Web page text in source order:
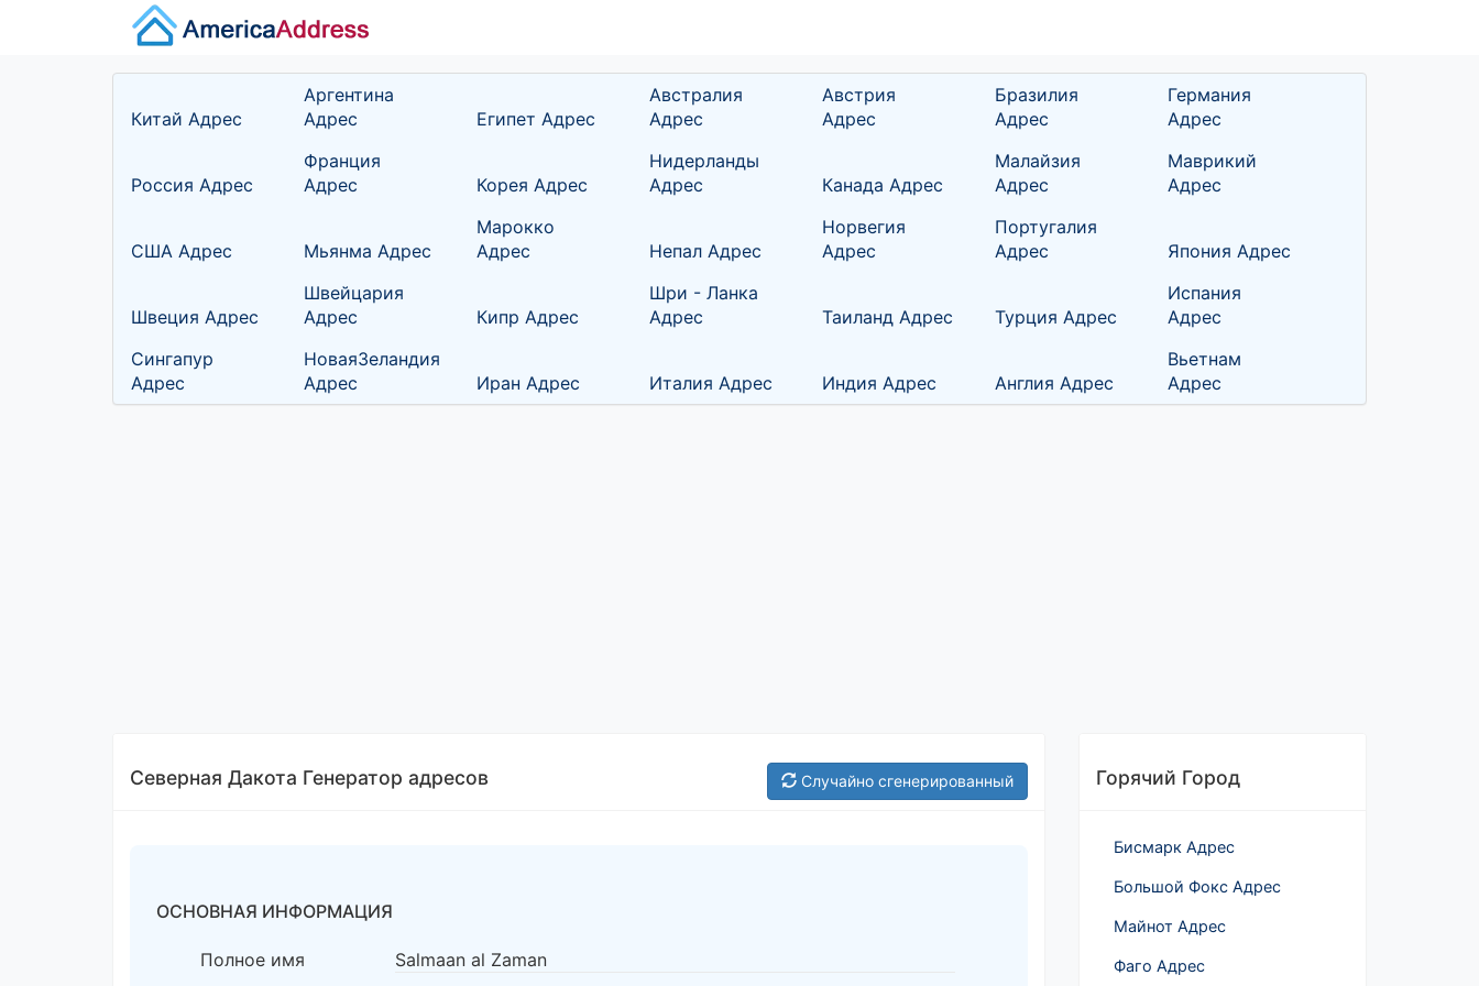
Китай Адрес
Аргентина
Адрес
Египет Адрес
Австралия
Адрес
Австрия
Адрес
Бразилия
Адрес
Германия
Адрес
Россия Адрес
Франция
Адрес
Корея Адрес
Нидерланды
Адрес
Канада Адрес
Малайзия
Адрес
Маврикий
Адрес
США Адрес Мьянма Адрес
Марокко
Адрес
Непал Адрес
Норвегия
Адрес
Португалия
Адрес
Япония Адрес
Швеция Адрес
Швейцария
Адрес
Кипр Адрес
Шри - Ланка
Адрес
Таиланд Адрес Турция Адрес
Испания
Адрес
Сингапур
Адрес
НоваяЗеландия
Адрес
Иран Адрес Италия Адрес Индия Адрес Англия Адрес
Вьетнам
Адрес
Случайно сгенерированный
Северная Дакота Генератор адресов
ОСНОВНАЯ ИНФОРМАЦИЯ
Полное имя
Salmaan al Zaman
Горячий Город
Бисмарк Адрес
Большой Фокс Адрес
Майнот Адрес
Фаго Адрес